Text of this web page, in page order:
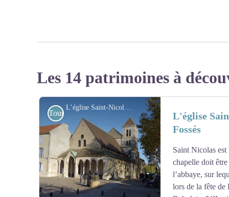
Les 14 patrimoines à
L’église Saint-Nicolas à Saint-Maur-des-Fossés - Association Colomban en Brie
Touristiques
L'église
Fossés
Saint Nicolas
chapelle doit
l’abbaye, sur
lors de la fête de